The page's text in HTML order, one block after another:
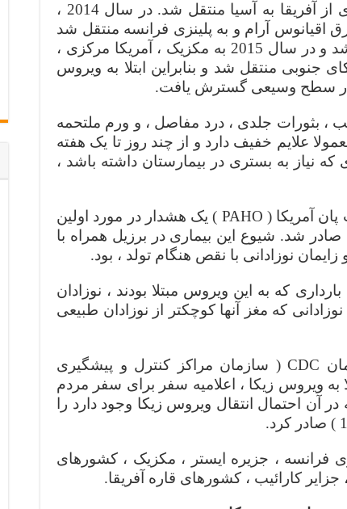
زیکا در دهه 1950 به تعداد محدودی از آفریقا به آسیا منتقل شد. در سال 2014 ،
اقیانوس آرام و به پلینزی فرانسه منتقل شد
، و سپس به جزیره ایستر منتقل شد و در سال 2015 به مکزیک ، آمریکا مرکزی ،
جنوبی منتقل شد و بنابراین ابتلا به ویروس
در سطح وسیعی گسترش یافت.
، بثورات جلدی ، درد مفاصل ، و ورم ملتحمه
علایم خفیف دارد و از چند روز تا یک هفته
نیاز به بستری در بیمارستان داشته باشد ،
در ماه مه 2015 ، سازمان بهداشت پان آمریکا ( PAHO ) یک هشدار در مورد اولین
صادر شد. شیوع این بیماری در برزیل همراه با
نوزادانی با نقص هنگام تولد ، بود.
که به این ویروس مبتلا بودند ، نوزادان
که مغز آنها کوچکتر از نوزادان طبیعی
با توجه به این گزارش ها ، سازمان CDC ( سازمان مراکز کنترل و پیشگیری
به ویروس زیکا ، اعلامیه سفر برای سفر مردم
احتمال انتقال ویروس زیکا وجود دارد را
فرانسه ، جزیره ایستر ، مکزیک ، کشورهای
کارائیب ، کشورهای قاره آفریقا.